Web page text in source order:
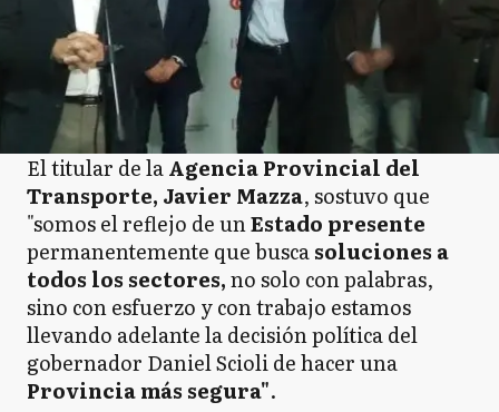
El titular de laAgencia Provincial del
Transporte, Javier Mazza, sostuvo que
"somos el reflejo de unEstado presente
permanentemente que buscasoluciones a
todos los sectores,no solo con palabras,
sino con esfuerzo y con trabajo estamos
llevando adelante la decisión política del
gobernador Daniel Scioli de hacer una
Provincia más segura".